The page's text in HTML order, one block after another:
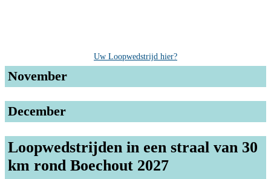
Uw Loopwedstrijd hier?
November
December
Loopwedstrijden in een straal van 30
km rond Boechout 2027